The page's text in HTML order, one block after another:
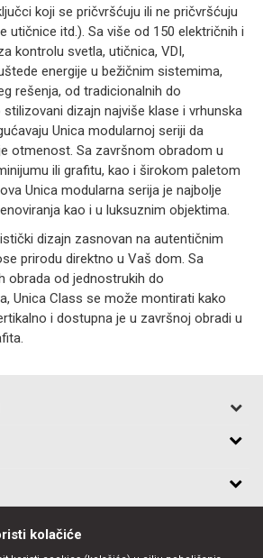
koji se pričvršćuju ili ne pričvršćuju
utičnice itd.). Sa više od 150 električnih i
kontrolu svetla, utičnica, VDI,
energije u bežičnim sistemima,
rešenja, od tradicionalnih do
dizajn najviše klase i vrhunska
Unica modularnoj seriji da
otmenost. Sa završnom obradom u
ili grafitu, kao i širokom paletom
Unica modularna serija je najbolje
kao i u luksuznim objektima.
dizajn zasnovan na autentičnim
prirodu direktno u Vaš dom. Sa
obrada od jednostrukih do
Unica Class se može montirati kako
i dostupna je u završnoj obradi u
kolačiće